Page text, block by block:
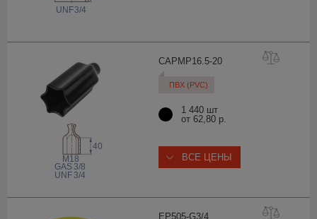
UNF3/4
CAPMP16.5-20
ПВХ (PVC)
40
GAS 3/8
UNF 3/4
M18
1 440 шт
от 62,80 р.
ВСЕ ЦЕНЫ
EP505-G3/4